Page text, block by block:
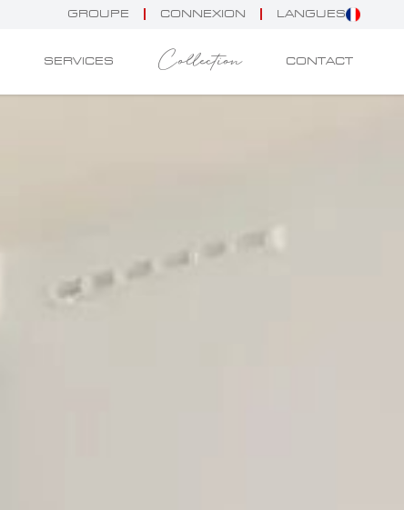
GROUPE CONNEXION LANGUES
SERVICES Collection CONTACT